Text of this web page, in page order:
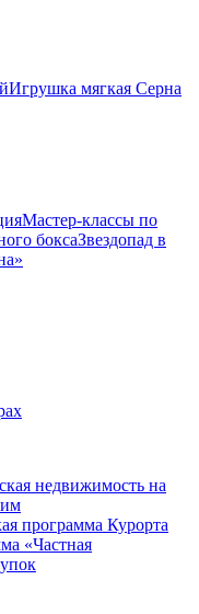
Игрушка мягкая Серна
Мастер-классы по
боксаЗвездопад в
недвижимость на
программа Курорта
«Частная